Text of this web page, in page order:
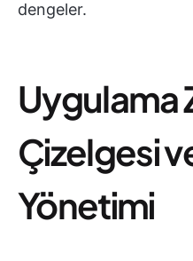
dengeler.
Uygulama
Çizelgesi
Yönetimi